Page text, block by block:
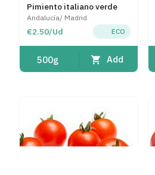
Pimiento italiano verde
Andalucía/ Madrid
€2.50/Ud ECO
500g Add